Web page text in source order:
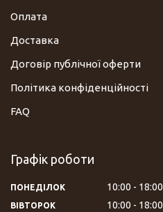
Оплата
Доставка
Договір публічної оферти
Політика конфіденційності
FAQ
Графік роботи
ПОНЕДІЛОК 10:00 18:00
ВІВТОРОК 10:00 18:00